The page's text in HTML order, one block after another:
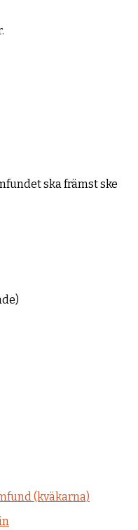
ska främst ske
(kväkarna)